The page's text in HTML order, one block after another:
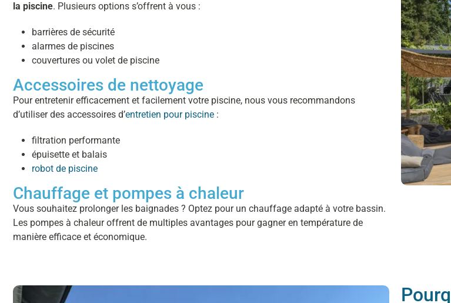
la piscine. Plusieurs options s’offrent à vous :
barrières de sécurité
alarmes de piscines
couvertures ou volet de piscine
Accessoires de nettoyage
Pour entretenir efficacement et facilement votre piscine, nous vous recommandons
d’utiliser des accessoires d’entretien pour piscine :
filtration performante
épuisette et balais
robot de piscine
Chauffage et pompes à chaleur
Vous souhaitez prolonger les baignades ? Optez pour un chauffage adapté à votre bassin.
Les pompes à chaleur offrent de multiples avantages pour gagner en température de
manière efficace et économique.